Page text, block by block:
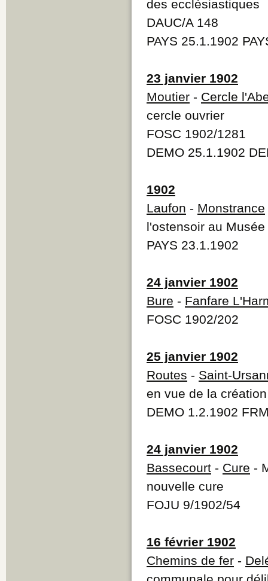
des ecclésiastiques
DAUC/A 148
PAYS 25.1.1902
23 janvier 1902
Moutier - Cercle
cercle ouvrier
FOSC 1902/1281
DEMO 25.1.1902
1902
Laufon - Monstrance
l'ostensoir au
PAYS 23.1.1902
24 janvier 1902
Bure - Fanfare
FOSC 1902/202
25 janvier 1902
Routes - Saint-
en vue de la
DEMO 1.2.1902
24 janvier 1902
Bassecourt - Cure -
nouvelle cure
FOJU 9/1902/54
16 février 1902
Chemins de fer -